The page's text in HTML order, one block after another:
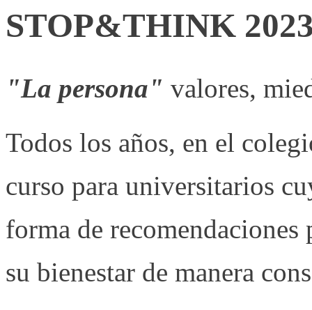
STOP&THINK
"La persona" valores,
Todos los años, en el
curso para universitarios
forma de
su bienestar de manera